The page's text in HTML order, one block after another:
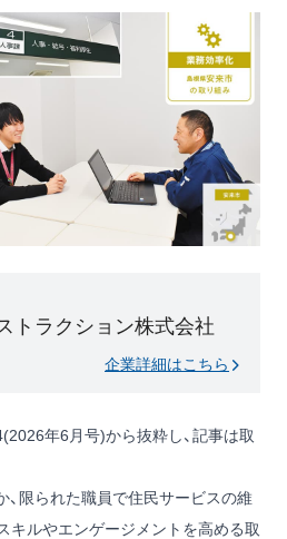
トラクション株式会社
企業詳細はこちら
年6月号)から抜粋し、記事は取
、限られた職員で住民サービスの維
キルやエンゲージメントを高める取